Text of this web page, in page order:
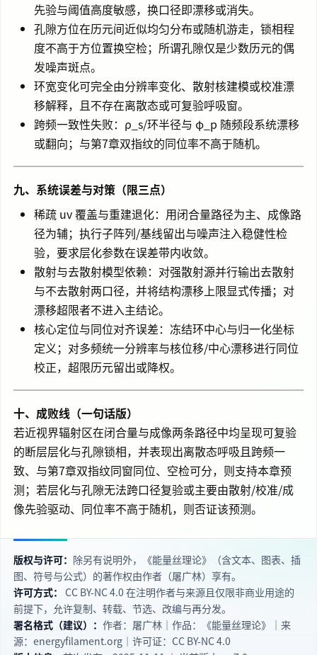
先验与阈值高度敏感，换口径即漂移或消失。
孔隙方位在历元间近似均匀分布或随机游走，锁相程
度不高于方位置换空检；所谓孔隙仅是少数历元的偶
发噪声斑点。
环宽变化可完全由分辨率变化、散射核建模或校准漂
移解释，且不存在离散态或可复验呼吸窗。
跨频一致性失败：ρ_s/环半径与 φ_p 随频段系统漂移
或翻向；与第7章双指纹的同位率不高于随机。
九、系统误差与对策（限三点）
稀疏 uv 覆盖与重建退化：用闭合量路径为主、成像路
径为辅；执行子阵列/基线留出与噪声注入稳健性检
验，要求层化参数在误差带内收敛。
散射与去散射模型依赖：对强散射源并行输出去散射
与不去散射两口径，并将结构漂移上限显式传播；对
漂移超限者不进入主结论。
核心定位与同位对齐误差：冻结环中心与归一化坐标
定义；对多频统一分辨率与核位移/中心漂移进行同位
校正，超限历元留出或降权。
十、成败线（一句话版）
若近视界辐射区在闭合量与成像两条路径中均呈现可复验
的断层层化与孔隙锁相，并表现出离散态呼吸且跨频一
致、与第7章双指纹同窗同位、空检可分，则支持本章预
测；若层化与孔隙无法跨口径复验或主要由散射/校准/成
像先验驱动、同位率不高于随机，则否证该预测。
版权与许可： 除另有说明外，《能量丝理论》（含文本、图表、插
图、符号与公式）的著作权由作者（屠广林）享有。
许可方式： CC BY‑NC 4.0 在注明作者与来源且仅限非商业用途的
前提下，允许复制、转载、节选、改编与再分发。
署名格式（建议）： 作者：屠广林｜作品：《能量丝理论》｜来
源：energyfilament.org｜许可证：CC BY‑NC 4.0